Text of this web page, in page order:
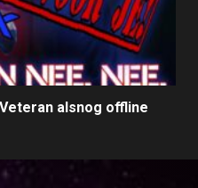
alsnog offline